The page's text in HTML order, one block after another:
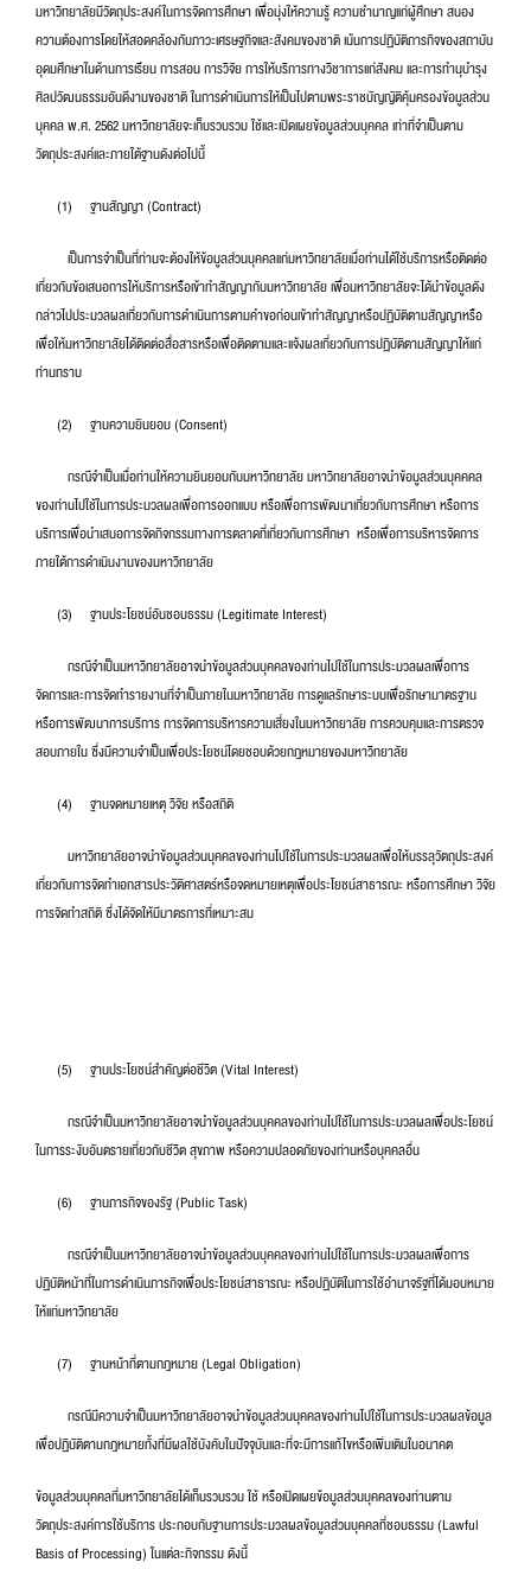
มหาวิทยาลัยมีวัตถุประสงค์ในการจัดการศึกษา เพื่อมุ่งให้ความรู้ ความชำนาญแก่ผู้ศึกษา สนอง
ความต้องการโดยให้สอดคล้องกับภาวะเศรษฐกิจและสังคมของชาติ เน้นการปฏิบัติภารกิจของสถาบัน
อุดมศึกษาในด้านการเรียน การสอน การวิจัย การให้บริการทางวิชาการแก่สังคม และการทำนุบำรุง
ศิลปวัฒนธรรมอันดีงามของชาติ ในการดำเนินการให้เป็นไปตามพระราชบัญญัติคุ้มครองข้อมูลส่วน
บุคคล พ.ศ. 2562 มหาวิทยาลัยจะเก็บรวบรวม ใช้และเปิดเผยข้อมูลส่วนบุคคล เท่าที่จำเป็นตาม
วัตถุประสงค์และภายใต้ฐานดังต่อไปนี้
(1) ฐานสัญญา (Contract)
เป็นการจำเป็นที่ท่านจะต้องให้ข้อมูลส่วนบุคคลแก่มหาวิทยาลัยเมื่อท่านได้ใช้บริการหรือติดต่อ
เกี่ยวกับข้อเสนอการให้บริการหรือเข้าทำสัญญากับมหาวิทยาลัย เพื่อมหาวิทยาลัยจะได้นำข้อมูลดัง
กล่าวไปประมวลผลเกี่ยวกับการดำเนินการตามคำขอก่อนเข้าทำสัญญาหรือปฏิบัติตามสัญญาหรือ
เพื่อให้มหาวิทยาลัยได้ติดต่อสื่อสารหรือเพื่อติดตามและแจ้งผลเกี่ยวกับการปฏิบัติตามสัญญาให้แก่
ท่านทราบ
(2) ฐานความยินยอม (Consent)
กรณีจำเป็นเมื่อท่านให้ความยินยอมกับมหาวิทยาลัย มหาวิทยาลัยอาจนำข้อมูลส่วนบุคคคล
ของท่านไปใช้ในการประมวลผลเพื่อการออกแบบ หรือเพื่อการพัฒนาเกี่ยวกับการศึกษา หรือการ
บริการเพื่อนำเสนอการจัดกิจกรรมทางการตลาดที่เกี่ยวกับการศึกษา หรือเพื่อการบริหารจัดการ
ภายใต้การดำเนินงานของมหาวิทยาลัย
(3) ฐานประโยชน์อันชอบธรรม (Legitimate Interest)
กรณีจำเป็นมหาวิทยาลัยอาจนำข้อมูลส่วนบุคคลของท่านไปใช้ในการประมวลผลเพื่อการ
จัดการและการจัดทำรายงานที่จำเป็นภายในมหาวิทยาลัย การดูแลรักษาระบบเพื่อรักษามาตรฐาน
หรือการพัฒนาการบริการ การจัดการบริหารความเสี่ยงในมหาวิทยาลัย การควบคุมและการตรวจ
สอบภายใน ซึ่งมีความจำเป็นเพื่อประโยชน์โดยชอบด้วยกฎหมายของมหาวิทยาลัย
(4) ฐานจดหมายเหตุ วิจัย หรือสถิติ
มหาวิทยาลัยอาจนำข้อมูลส่วนบุคคลของท่านไปใช้ในการประมวลผลเพื่อให้บรรลุวัตถุประสงค์
เกี่ยวกับการจัดทำเอกสารประวัติศาสตร์หรือจดหมายเหตุเพื่อประโยชน์สาธารณะ หรือการศึกษา วิจัย
การจัดทำสถิติ ซึ่งได้จัดให้มีมาตรการที่เหมาะสม
(5) ฐานประโยชน์สำคัญต่อชีวิต (Vital Interest)
กรณีจำเป็นมหาวิทยาลัยอาจนำข้อมูลส่วนบุคคลของท่านไปใช้ในการประมวลผลเพื่อประโยชน์
ในการระงับอันตรายเกี่ยวกับชีวิต สุขภาพ หรือความปลอดภัยของท่านหรือบุคคลอื่น
(6) ฐานภารกิจของรัฐ (Public Task)
กรณีจำเป็นมหาวิทยาลัยอาจนำข้อมูลส่วนบุคคลของท่านไปใช้ในการประมวลผลเพื่อการ
ปฏิบัติหน้าที่ในการดำเนินภารกิจเพื่อประโยชน์สาธารณะ หรือปฏิบัติในการใช้อำนาจรัฐที่ได้มอบหมาย
ให้แก่มหาวิทยาลัย
(7) ฐานหน้าที่ตามกฎหมาย (Legal Obligation)
กรณีมีความจำเป็นมหาวิทยาลัยอาจนำข้อมูลส่วนบุคคลของท่านไปใช้ในการประมวลผลข้อมูล
เพื่อปฏิบัติตามกฎหมายทั้งที่มีผลใช้บังคับในปัจจุบันและที่จะมีการแก้ไขหรือเพิ่มเติมในอนาคต
ข้อมูลส่วนบุคคลที่มหาวิทยาลัยได้เก็บรวบรวม ใช้ หรือเปิดเผยข้อมูลส่วนบุคคลของท่านตาม
วัตถุประสงค์การใช้บริการ ประกอบกับฐานการประมวลผลข้อมูลส่วนบุคคลที่ชอบธรรม (Lawful
Basis of Processing) ในแต่ละกิจกรรม ดังนี้